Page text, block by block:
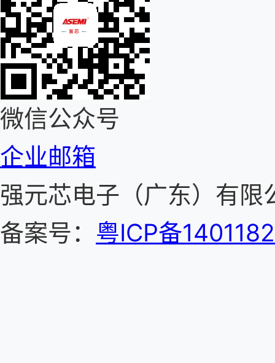
微信公众号
企业邮箱
强元芯电子（广东）
备案号： 粤ICP备